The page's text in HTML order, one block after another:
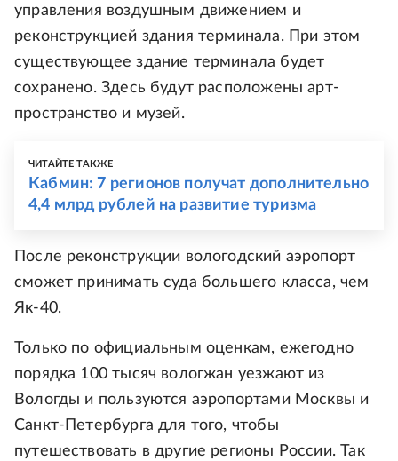
управления воздушным движением и
реконструкцией здания терминала. При этом
существующее здание терминала будет
сохранено. Здесь будут расположены арт-
пространство и музей.
ЧИТАЙТЕ ТАКЖЕ
Кабмин: 7 регионов получат дополнительно
4,4 млрд рублей на развитие туризма
После реконструкции вологодский аэропорт
сможет принимать суда большего класса, чем
Як-40.
Только по официальным оценкам, ежегодно
порядка 100 тысяч вологжан уезжают из
Вологды и пользуются аэропортами Москвы и
Санкт-Петербурга для того, чтобы
путешествовать в другие регионы России. Так